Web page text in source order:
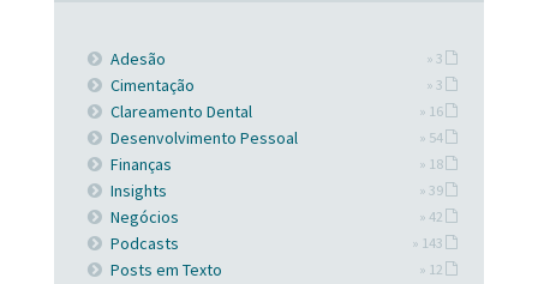
Adesão » 3
Cimentação » 3
Clareamento Dental » 16
Desenvolvimento Pessoal » 54
Finanças » 18
Insights » 39
Negócios » 42
Podcasts » 143
Posts em Texto » 12